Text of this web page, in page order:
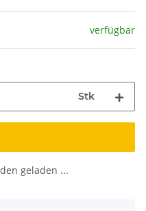
verfügbar
Stk
geladen ...